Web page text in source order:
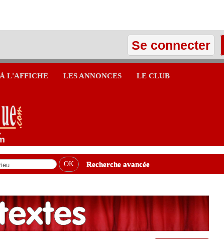
Se connecter
À L'AFFICHE LES ANNONCES LE CLUB
Recherche avancée